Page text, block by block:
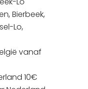
Bierbeek,
Lo,
vanaf
10€